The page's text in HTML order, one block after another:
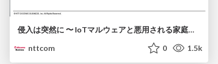
侵入は突然に 〜 IoTマルウェアと悪用される家庭の機器 ～ / When Intrusion Strikes: IoT Malware and the Abuse of Home Devices
nttcom
0 1.5k